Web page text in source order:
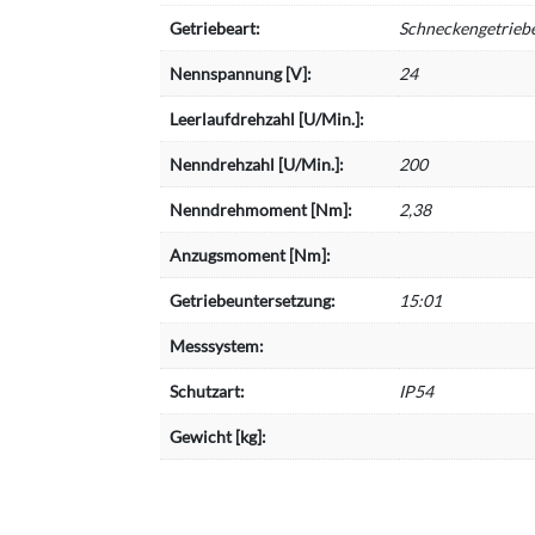
Getriebeart:
Nennspannung [V]: 24
Leerlaufdrehzahl [U/Min.]:
Nenndrehzahl [U/Min.]: 200
Nenndrehmoment [Nm]: 2,38
Anzugsmoment [Nm]:
Getriebeuntersetzung: 15:01
Messsystem:
Schutzart: IP54
Gewicht [kg]: